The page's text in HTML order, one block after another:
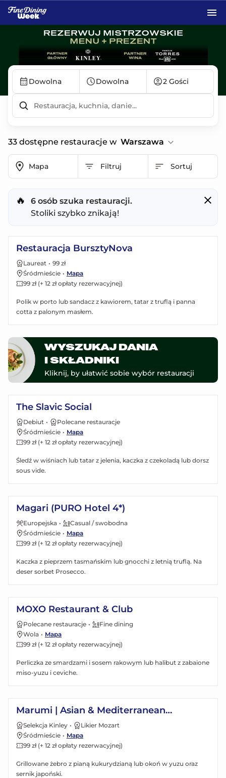
Dowolna Dowolna 2 Gości
33 dostępne restauracje w Warszawa
Mapa Filtruj Sortuj
🔥
6 osób szuka restauracji.
Stoliki szybko znikają!
Restauracja BursztyNova
Laureat • 99 zł
Śródmieście • Mapa
99 zł (+ 12 zł opłaty rezerwacyjnej)
Polik w porto lub sandacz z kawiorem, tatar z truflą i panna
cotta z palonym masłem.
WYSZUKAJ DANIA
I SKŁADNIKI
Kliknij, by ułatwić sobie wybór restauracji
The Slavic Social
Debiut •
Polecane restauracje
Śródmieście • Mapa
99 zł (+ 12 zł opłaty rezerwacyjnej)
Śledź w wiśniach lub tatar z jelenia, kaczka z czekoladą lub dorsz
sous vide.
Magari (PURO Hotel 4*)
Europejska •
Casual / swobodna
Śródmieście • Mapa
99 zł (+ 12 zł opłaty rezerwacyjnej)
Kaczka z pieprzem tasmańskim lub gnocchi z letnią truflą. Na
deser sorbet Prosecco.
MOXO Restaurant & Club
Polecane restauracje •
Fine dining
Wola • Mapa
99 zł (+ 12 zł opłaty rezerwacyjnej)
Perliczka ze smardzami i sosem rakowym lub halibut z zabaione
miso-yuzu i ceviche.
Marumi | Asian & Mediterranean
restaurant
Selekcja Kinley •
Likier Mozart
Śródmieście • Mapa
99 zł (+ 12 zł opłaty rezerwacyjnej)
Grillowane żebro z pianą kukurydzianą lub okoń w yuzu oraz
sernik japoński.